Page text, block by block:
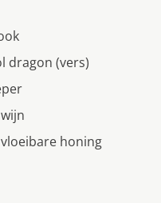
dragon (vers)
honing